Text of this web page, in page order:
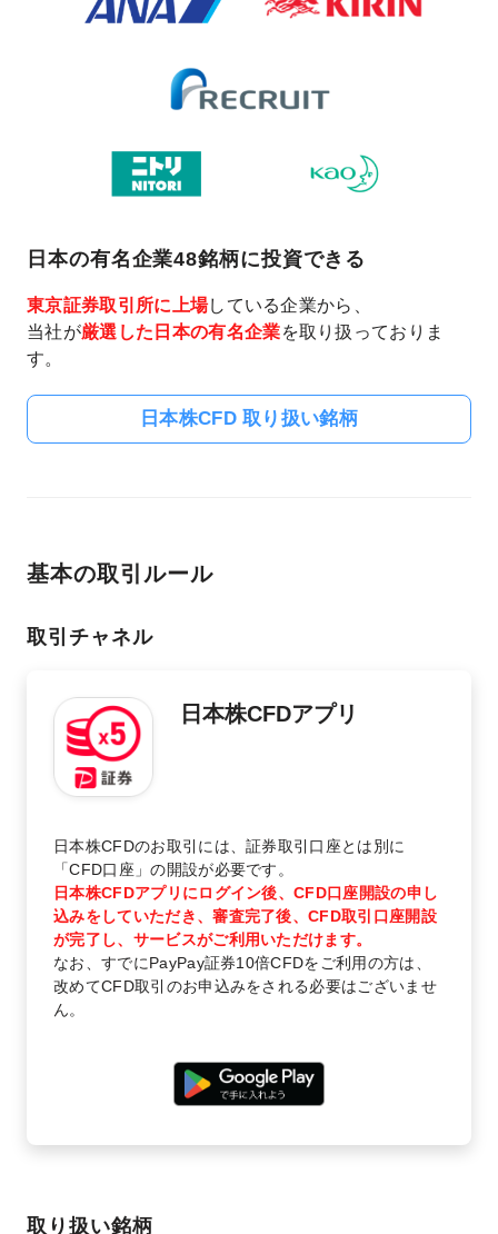
日本の有名企業48銘柄に投資できる
東京証券取引所に上場している企業から、
当社が厳選した日本の有名企業を取り扱っておりま
す。
日本株CFD 取り扱い銘柄
基本の取引ルール
取引チャネル
日本株CFDアプリ
日本株CFDのお取引には、証券取引口座とは別に
「CFD口座」の開設が必要です。
日本株CFDアプリにログイン後、CFD口座開設の申し
込みをしていただき、審査完了後、CFD取引口座開設
が完了し、サービスがご利用いただけます。
なお、すでにPayPay証券10倍CFDをご利用の方は、
改めてCFD取引のお申込みをされる必要はございませ
ん。
取り扱い銘柄